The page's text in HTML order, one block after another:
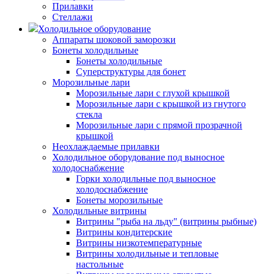
Прилавки
Стеллажи
Холодильное оборудование
Аппараты шоковой заморозки
Бонеты холодильные
Бонеты холодильные
Суперструктуры для бонет
Морозильные лари
Морозильные лари с глухой крышкой
Морозильные лари с крышкой из гнутого
стекла
Морозильные лари с прямой прозрачной
крышкой
Неохлаждаемые прилавки
Холодильное оборудование под выносное
холодоснабжение
Горки холодильные под выносное
холодоснабжение
Бонеты морозильные
Холодильные витрины
Витрины "рыба на льду" (витрины рыбные)
Витрины кондитерские
Витрины низкотемпературные
Витрины холодильные и тепловые
настольные